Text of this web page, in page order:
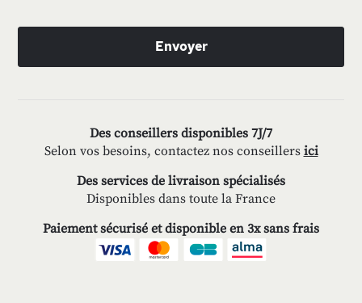
Envoyer
Des conseillers disponibles 7J/7
Selon vos besoins, contactez nos conseillers ici
Des services de livraison spécialisés
Disponibles dans toute la France
Paiement sécurisé et disponible en 3x sans frais